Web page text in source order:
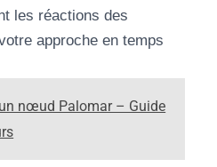
les réactions des
approche en temps
nœud Palomar – Guide